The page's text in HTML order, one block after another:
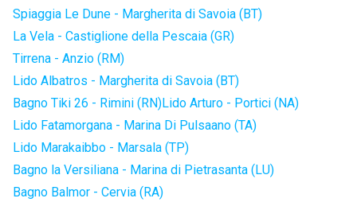
Spiaggia Le Dune - Margherita di Savoia (BT)
La Vela - Castiglione della Pescaia (GR)
Tirrena - Anzio (RM)
Lido Albatros - Margherita di Savoia (BT)
Bagno Tiki 26 - Rimini (RN)Lido Arturo - Portici (NA)
Lido Fatamorgana - Marina Di Pulsaano (TA)
Lido Marakaibbo - Marsala (TP)
Bagno la Versiliana - Marina di Pietrasanta (LU)
Bagno Balmor - Cervia (RA)